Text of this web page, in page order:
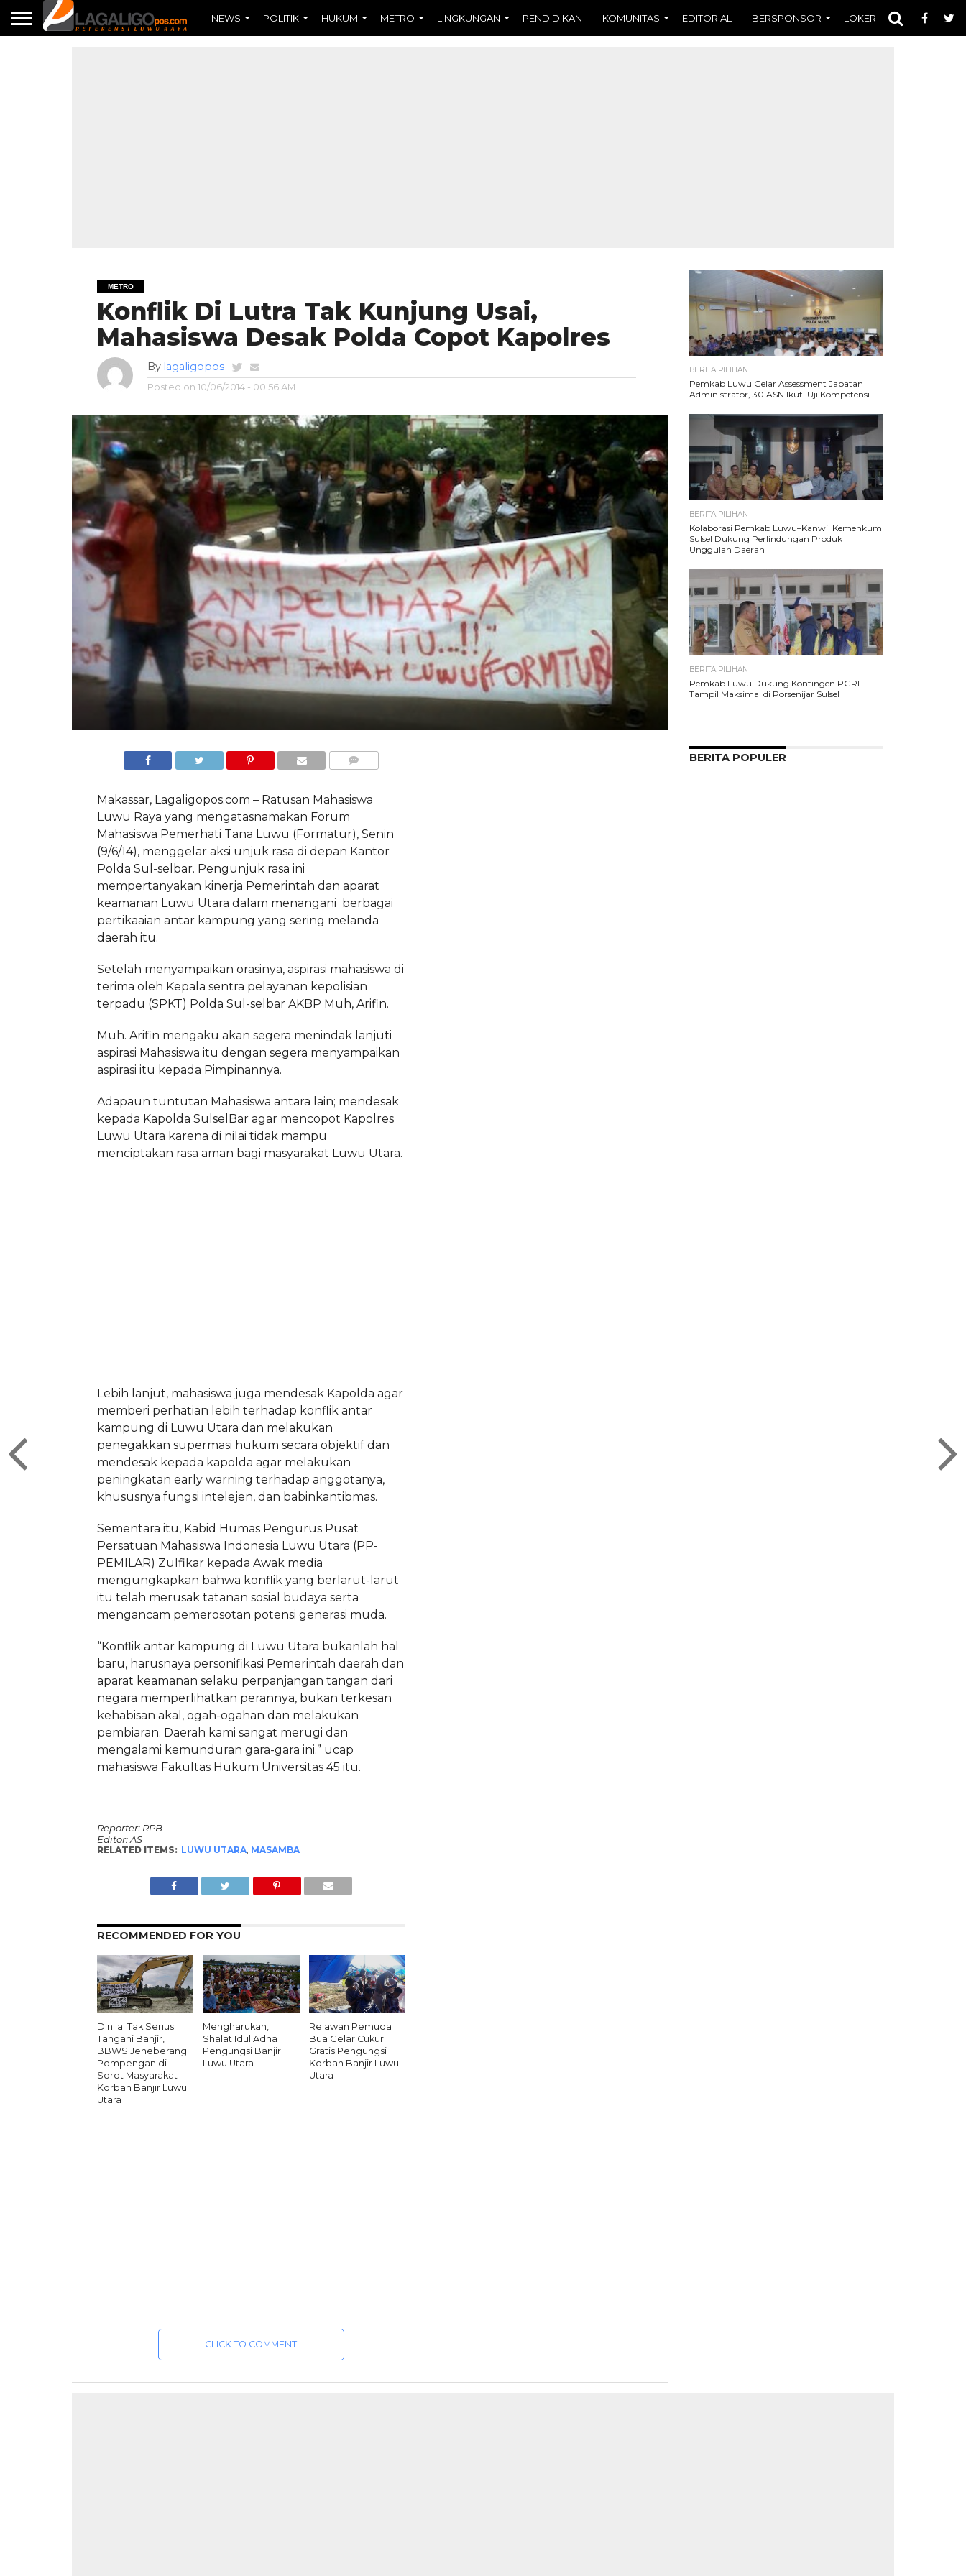
NEWS POLITIK HUKUM METRO LINGKUNGAN PENDIDIKAN KOMUNITAS EDITORIAL BERSPONSOR LOKER OPINI
METRO
Konflik Di Lutra Tak Kunjung Usai,
Mahasiswa Desak Polda Copot Kapolres
By lagaligopos
Posted on 10/06/2014 - 00:56 AM
Makassar, Lagaligopos.com – Ratusan Mahasiswa
Luwu Raya yang mengatasnamakan Forum
Mahasiswa Pemerhati Tana Luwu (Formatur), Senin
(9/6/14), menggelar aksi unjuk rasa di depan Kantor
Polda Sul-selbar. Pengunjuk rasa ini
mempertanyakan kinerja Pemerintah dan aparat
keamanan Luwu Utara dalam menangani berbagai
pertikaaian antar kampung yang sering melanda
daerah itu.
Setelah menyampaikan orasinya, aspirasi mahasiswa di
terima oleh Kepala sentra pelayanan kepolisian
terpadu (SPKT) Polda Sul-selbar AKBP Muh, Arifin.
Muh. Arifin mengaku akan segera menindak lanjuti
aspirasi Mahasiswa itu dengan segera menyampaikan
aspirasi itu kepada Pimpinannya.
Adapaun tuntutan Mahasiswa antara lain; mendesak
kepada Kapolda SulselBar agar mencopot Kapolres
Luwu Utara karena di nilai tidak mampu
menciptakan rasa aman bagi masyarakat Luwu Utara.
Lebih lanjut, mahasiswa juga mendesak Kapolda agar
memberi perhatian lebih terhadap konflik antar
kampung di Luwu Utara dan melakukan
penegakkan supermasi hukum secara objektif dan
mendesak kepada kapolda agar melakukan
peningkatan early warning terhadap anggotanya,
khususnya fungsi intelejen, dan babinkantibmas.
Sementara itu, Kabid Humas Pengurus Pusat
Persatuan Mahasiswa Indonesia Luwu Utara (PP-
PEMILAR) Zulfikar kepada Awak media
mengungkapkan bahwa konflik yang berlarut-larut
itu telah merusak tatanan sosial budaya serta
mengancam pemerosotan potensi generasi muda.
“Konflik antar kampung di Luwu Utara bukanlah hal
baru, harusnaya personifikasi Pemerintah daerah dan
aparat keamanan selaku perpanjangan tangan dari
negara memperlihatkan perannya, bukan terkesan
kehabisan akal, ogah-ogahan dan melakukan
pembiaran. Daerah kami sangat merugi dan
mengalami kemunduran gara-gara ini.” ucap
mahasiswa Fakultas Hukum Universitas 45 itu.
Reporter: RPB
Editor: AS
RELATED ITEMS: LUWU UTARA, MASAMBA
RECOMMENDED FOR YOU
Dinilai Tak Serius
Tangani Banjir,
BBWS Jeneberang
Pompengan di
Sorot Masyarakat
Korban Banjir Luwu
Utara
Mengharukan,
Shalat Idul Adha
Pengungsi Banjir
Luwu Utara
Relawan Pemuda
Bua Gelar Cukur
Gratis Pengungsi
Korban Banjir Luwu
Utara
CLICK TO COMMENT
BERITA PILIHAN
Pemkab Luwu Gelar Assessment Jabatan
Administrator, 30 ASN Ikuti Uji Kompetensi
BERITA PILIHAN
Kolaborasi Pemkab Luwu–Kanwil Kemenkum
Sulsel Dukung Perlindungan Produk
Unggulan Daerah
BERITA PILIHAN
Pemkab Luwu Dukung Kontingen PGRI
Tampil Maksimal di Porsenijar Sulsel
BERITA POPULER